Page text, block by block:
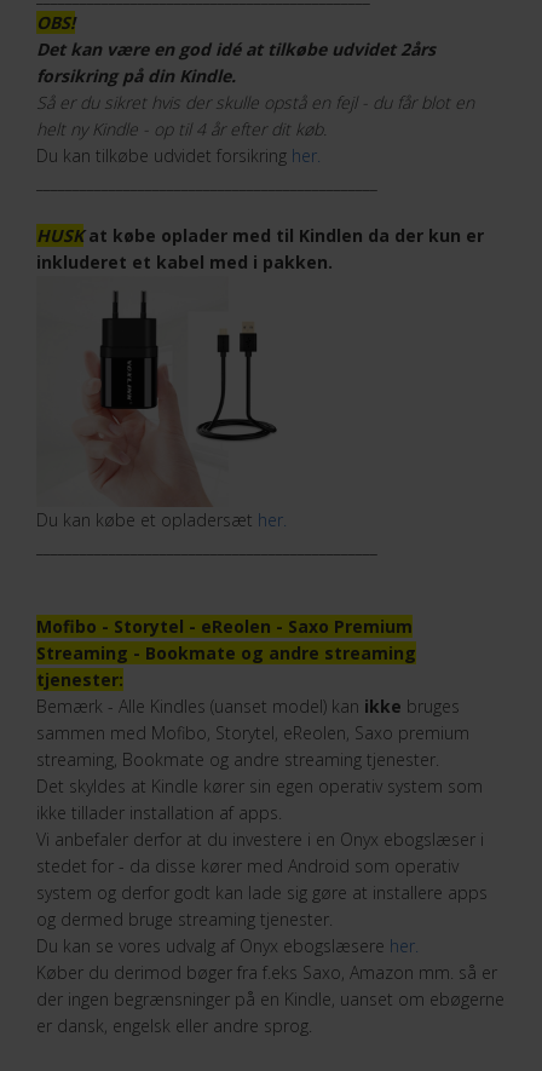
OBS!
Det kan være en god idé at tilkøbe udvidet 2års
forsikring på din Kindle.
Så er du sikret hvis der skulle opstå en fejl - du får blot en
helt ny Kindle - op til 4 år efter dit køb.
Du kan tilkøbe udvidet forsikring her.
HUSKat købe oplader med til Kindlen da der kun er
inkluderet et kabel med i pakken.
Du kan købe et opladersæt her.
Mofibo - Storytel - eReolen - Saxo Premium
Streaming - Bookmate og andre streaming
tjenester:
Bemærk - Alle Kindles (uanset model) kan ikke bruges
sammen med Mofibo, Storytel, eReolen, Saxo premium
streaming, Bookmate og andre streaming tjenester.
Det skyldes at Kindle kører sin egen operativ system som
ikke tillader installation af apps.
Vi anbefaler derfor at du investere i en Onyx ebogslæser i
stedet for - da disse kører med Android som operativ
system og derfor godt kan lade sig gøre at installere apps
og dermed bruge streaming tjenester.
Du kan se vores udvalg af Onyx ebogslæsere her.
Køber du derimod bøger fra f.eks Saxo, Amazon mm. så er
der ingen begrænsninger på en Kindle, uanset om ebøgerne
er dansk, engelsk eller andre sprog.